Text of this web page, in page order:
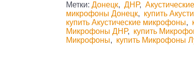
Метки:Донецк,ДНР,
микрофоны Донецк, купить
купить Акустические микрофоны,
Микрофоны ДНР, купить
Микрофоны, купить Микрофоны